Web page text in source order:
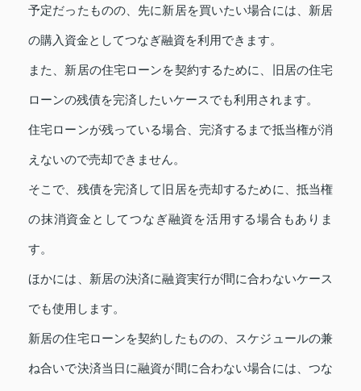
予定だったものの、先に新居を買いたい場合には、新居
の購入資金としてつなぎ融資を利用できます。
また、新居の住宅ローンを契約するために、旧居の住宅
ローンの残債を完済したいケースでも利用されます。
住宅ローンが残っている場合、完済するまで抵当権が消
えないので売却できません。
そこで、残債を完済して旧居を売却するために、抵当権
の抹消資金としてつなぎ融資を活用する場合もありま
す。
ほかには、新居の決済に融資実行が間に合わないケース
でも使用します。
新居の住宅ローンを契約したものの、スケジュールの兼
ね合いで決済当日に融資が間に合わない場合には、つな